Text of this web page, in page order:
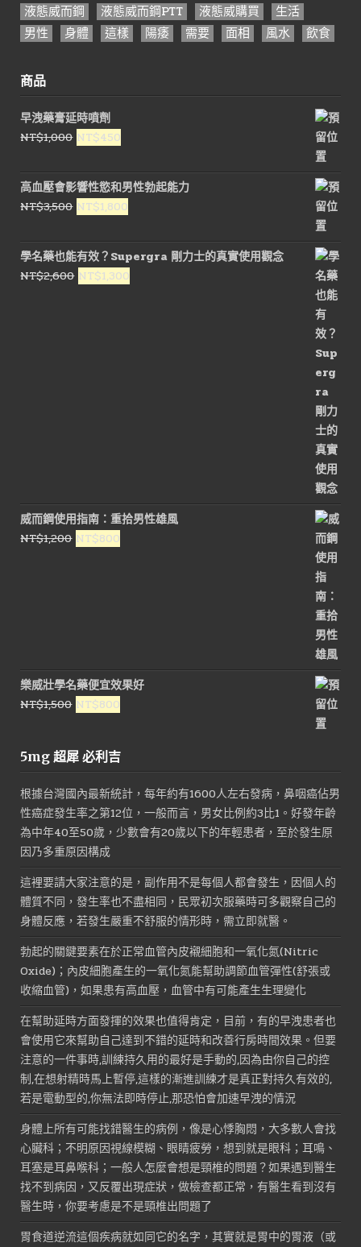
液態威而鋼
液態威而鋼PTT 液態威購買
生活
男性
身體 這樣 陽痿 需要 面相 風水 飲食
商品
早洩藥膏延時噴劑
NT$1,000 原
價
格：
NT$1,000。
NT$450
價
格：
NT$450。
高血壓會影響性慾和男性勃起能力
NT$3,500 原
價
格：
NT$3,500。
NT$1,800
價
格：
NT$1,800。
學名藥也能有效？Supergra 剛力士的真實使用觀念
NT$2,600 原
NT$1,300
威而鋼使用指南：重拾男性雄風
NT$1,200 原
NT$800
樂威壯學名藥便宜效果好
NT$1,500 原
格：
NT$800
格：
5mg 超犀 必利吉
根據台灣國內最新統計，每年約有1600人左右發病，鼻咽癌佔男
性癌症發生率之第12位，一般而言，男女比例約3比1。好發年齡
為中年40至50歲，少數會有20歲以下的年輕患者，至於發生原
因乃多重原因構成
這裡要請大家注意的是，副作用不是每個人都會發生，因個人的
體質不同，發生率也不盡相同，民眾初次服藥時可多觀察自己的
身體反應，若發生嚴重不舒服的情形時，需立即就醫。
勃起的關鍵要素在於正常血管內皮襯細胞和一氧化氮(Nitric
Oxide)；內皮細胞產生的一氧化氮能幫助調節血管彈性(舒張或
收縮血管)，如果患有高血壓，血管中有可能產生生理變化
在幫助延時方面發揮的效果也值得肯定，目前，有的早洩患者也
會使用它來幫助自己達到不錯的延時和改善行房時間效果。但要
注意的一件事時,訓練持久用的最好是手動的,因為由你自己的控
制,在想射精時馬上暫停,這樣的漸進訓練才是真正對持久有效的,
若是電動型的,你無法即時停止,那恐怕會加速早洩的情況
身體上所有可能找錯醫生的病例，像是心悸胸悶，大多數人會找
心臟科；不明原因視線模糊、眼睛疲勞，想到就是眼科；耳鳴、
耳塞是耳鼻喉科；一般人怎麼會想是頸椎的問題？如果遇到醫生
找不到病因，又反覆出現症狀，做檢查都正常，有醫生看到沒有
醫生時，你要考慮是不是頸椎出問題了
胃食道逆流這個疾病就如同它的名字，其實就是胃中的胃液（或